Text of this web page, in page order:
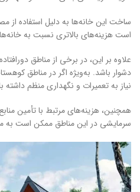
ساخت این خانه‌ها به دلیل استفاده
است هزینه‌های بالاتری نسبت به
علاوه بر این، در برخی از مناطق
دشوار باشد. به‌ویژه اگر در مناطق
نیاز به تعمیرات و نگهداری منظم داشته
همچنین، هزینه‌های مرتبط با تأمین
سرمایشی در این مناطق ممکن است به